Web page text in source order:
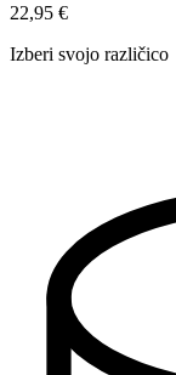
22,95 €
Izberi svojo različico